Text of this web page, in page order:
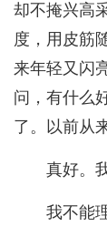
却不掩兴高
度，用皮筋
来年轻又闪
问，有什么
了。以前从
真好。
我不能